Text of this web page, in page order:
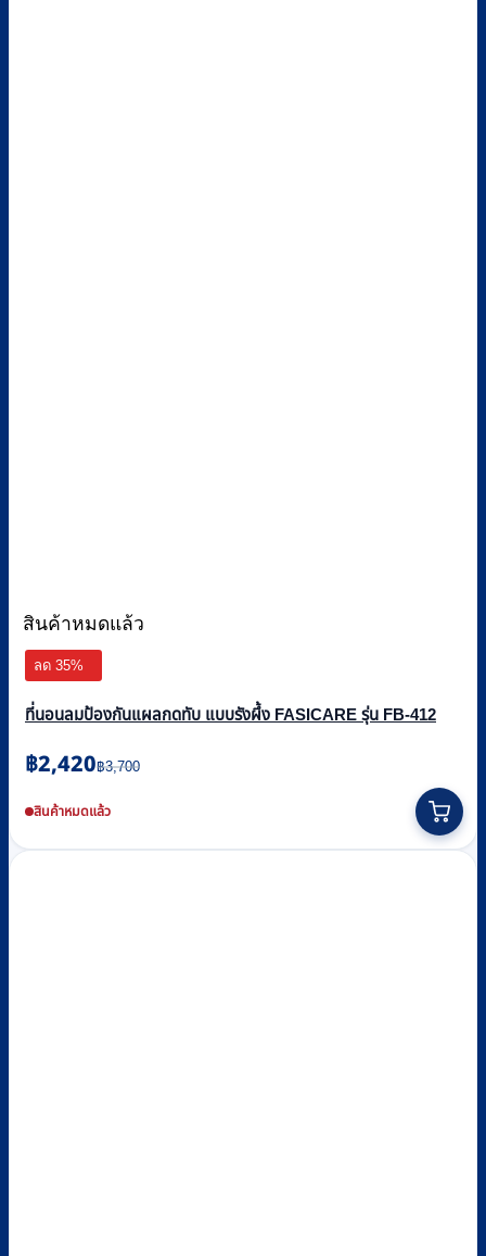
สินค้าหมดแล้ว
ลด 35%
ที่นอนลมป้องกันแผลกดทับ แบบรังผึ้ง FASICARE รุ่น FB-412
฿3,700
Original
price
was:
฿2,420
Current
price
is:สินค้าหมดแล้ว